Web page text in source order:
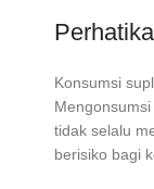
Konsumsi
tidak selalu
berisiko bagi